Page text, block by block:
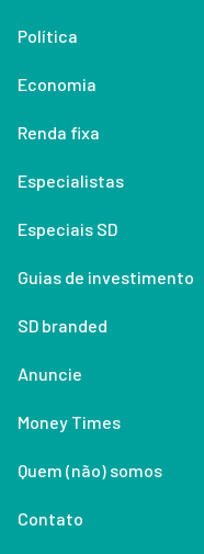
Política
Economia
Renda fixa
Especialistas
Especiais SD
Guias de investimento
SD branded
Anuncie
Money Times
Quem (não) somos
Contato